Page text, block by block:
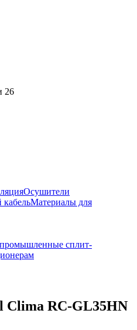
26
Осушители
Материалы для
сплит-
Clima RC-GL35HN